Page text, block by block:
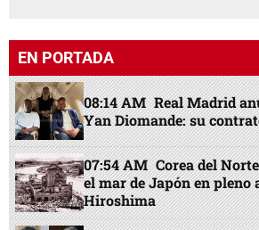
EN PORTADA
08:14 AM Real Madrid
Yan Diomande: su
07:54 AM Corea del
el mar de Japón en pleno
Hiroshima